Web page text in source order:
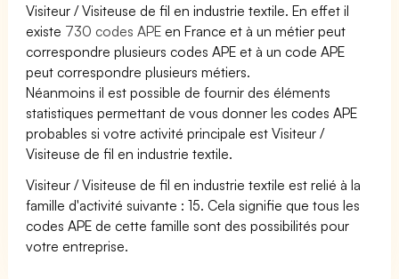
Visiteur / Visiteuse de fil en industrie textile. En effet il
existe 730 codes APE en France et à un métier peut
correspondre plusieurs codes APE et à un code APE
peut correspondre plusieurs métiers.
Néanmoins il est possible de fournir des éléments
statistiques permettant de vous donner les codes APE
probables si votre activité principale est Visiteur /
Visiteuse de fil en industrie textile.
Visiteur / Visiteuse de fil en industrie textile est relié à la
famille d'activité suivante : 15. Cela signifie que tous les
codes APE de cette famille sont des possibilités pour
votre entreprise.